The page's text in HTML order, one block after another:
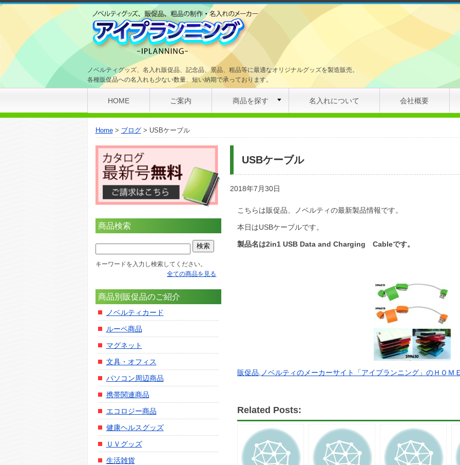
ノベルティグッズ、名入れ販促品、記念品、景品、粗品等に最適なオリジナルグッズを製造販売。
各種販促品への名入れも少ない数量、短い納期で承っております。
HOME ご案内 商品を探す 名入れについて 会社概要
Home ブログ USBケーブル
USBケーブル
2018年7月30日
こちらは販促品、ノベルティの最新製品情報です。
本日はUSBケーブルです。
製品名は2in1 USB Data and Charging Cableです。
販促品,ノベルティのメーカーサイト「アイプランニング」のＨＯＭ
Related Posts:
商品検索
キーワードを入力し検索してください。
全ての商品を見る
商品別販促品のご紹介
ノベルティカード
ルーペ商品
マグネット
文具・オフィス
パソコン周辺商品
携帯関連商品
エコロジー商品
健康ヘルスグッズ
ＵＶグッズ
生活雑貨